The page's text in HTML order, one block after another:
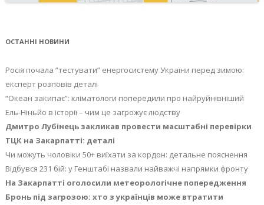
ОСТАННІ НОВИНИ
Росія почала “тестувати” енергосистему України перед зимою:
експерт розповів деталі
“Океан закипає”: кліматологи попередили про найруйнівніший
Ель-Ніньйо в історії – чим це загрожує людству
Дмитро Лубінець закликав провести масштабні перевірки
ТЦК на Закарпатті: деталі
Чи можуть чоловіки 50+ виїхати за кордон: детальне пояснення
Відбувся 231 бій: у Генштабі назвали найважчі напрямки фронту
На Закарпатті оголосили метеорологічне попередження
Бронь під загрозою: хто з українців може втратити